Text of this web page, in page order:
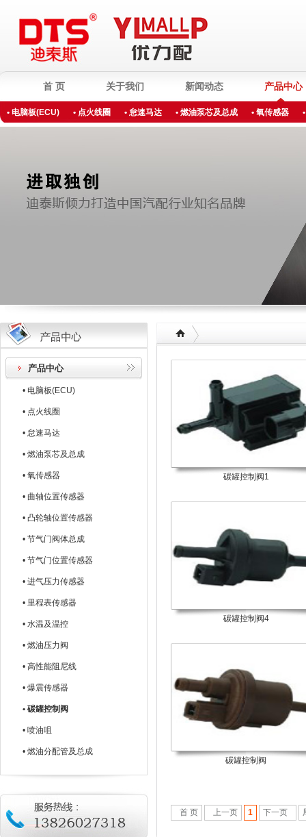
首 页 关于我们 新闻动态 产品中心
• 电脑板(ECU) • 点火线圈 • 怠速马达 • 燃油泵芯及总成 • 氧传感器
产品中心
• 电脑板(ECU)
• 点火线圈
• 怠速马达
• 燃油泵芯及总成
• 氧传感器
• 曲轴位置传感器
• 凸轮轴位置传感器
• 节气门阀体总成
• 节气门位置传感器
• 进气压力传感器
• 里程表传感器
• 水温及温控
• 燃油压力阀
• 高性能阻尼线
• 爆震传感器
• 碳罐控制阀
• 喷油咀
• 燃油分配管及总成
碳罐控制阀1
碳罐控制阀4
碳罐控制阀
首 页 上一页 1 下一页